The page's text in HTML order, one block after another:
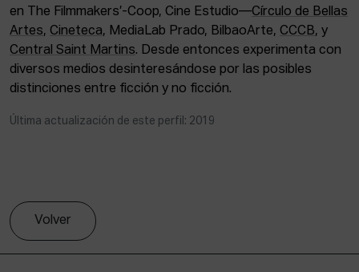
en The Filmmakers’-Coop, Cine Estudio—Círculo de Bellas
Artes, Cineteca, MediaLab Prado, BilbaoArte, CCCB, y
Central Saint Martins. Desde entonces experimenta con
diversos medios desinteresándose por las posibles
distinciones entre ficción y no ficción.
Última actualización de este perfil: 2019
Volver